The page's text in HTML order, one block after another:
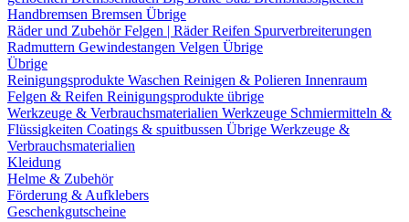
Handbremsen Bremsen Übrige
Räder und ZubehörFelgen | RäderReifen Spurverbreiterungen
Radmuttern Gewindestangen Velgen Übrige
Übrige
Reinigungsprodukte Waschen Reinigen & Polieren Innenraum
Felgen & Reifen Reinigungsprodukte übrige
Werkzeuge & Verbrauchsmaterialien Werkzeuge Schmiermitteln &
Flüssigkeiten Coatings & spuitbussen Übrige Werkzeuge &
Verbrauchsmaterialien
Kleidung
Helme & Zubehör
Förderung & Aufklebers
Geschenkgutscheine